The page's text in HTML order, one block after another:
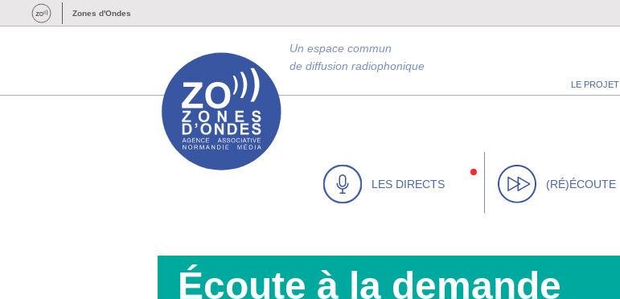
Zones d'Ondes
LE PROJET
Un espace commun
de diffusion radiophonique
LES DIRECTS (RÉ)ÉCOUTE
Écoute à la demande